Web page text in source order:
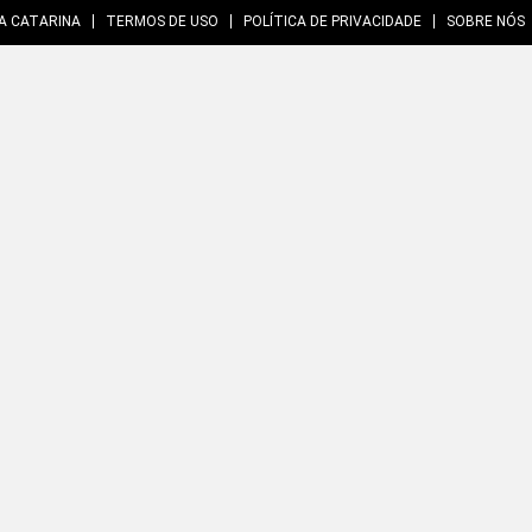
CATARINA TERMOS DE USO POLÍTICA DE PRIVACIDADE SOBRE NÓS